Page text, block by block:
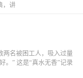
，讲
两名被困工人，吸入过量
。” 这是“真水无香”记录